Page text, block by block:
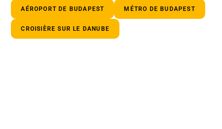
AÉROPORT DE BUDAPEST MÉTRO DE BUDAPEST
CROISIÈRE SUR LE DANUBE